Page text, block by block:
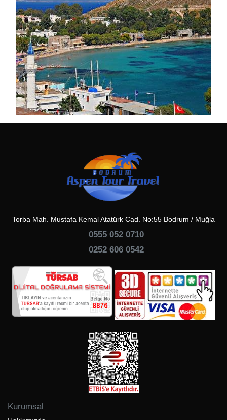
Torba Mah. Mustafa Kemal Atatürk Cad. No:55 Bodrum / Muğla
0555 052 0710
0252 606 0542
Kurumsal